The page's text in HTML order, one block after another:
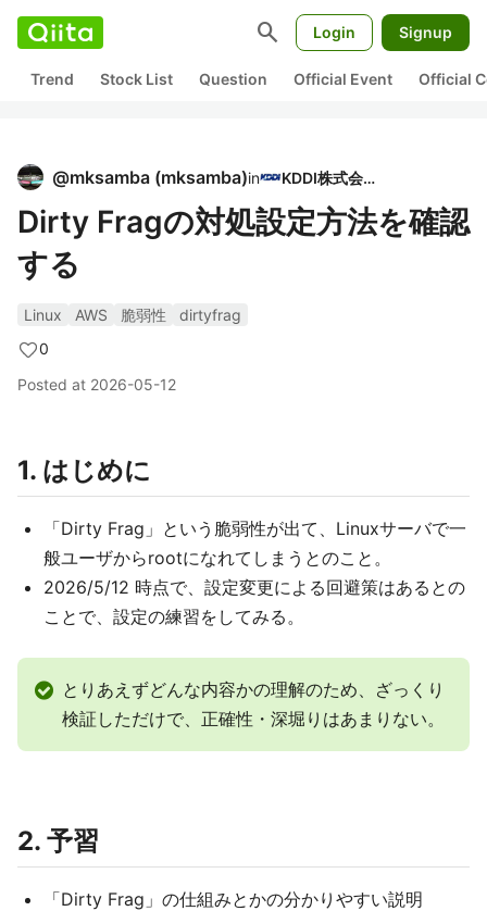
search Login Signup
Trend Stock List Question Official Event Official
@mksamba (mksamba)in KDDI株式会社
Dirty Fragの対処設定方法を確認
する
Linux AWS 脆弱性
dirtyfrag
0
Posted at 2026-05-12
1. はじめに
「Dirty Frag」という脆弱性が出て、Linuxサーバで一
般ユーザからrootになれてしまうとのこと。
2026/5/12 時点で、設定変更による回避策はあるとの
ことで、設定の練習をしてみる。
とりあえずどんな内容かの理解のため、ざっくり
検証しただけで、正確性・深堀りはあまりない。
2. 予習
「Dirty Frag」の仕組みとかの分かりやすい説明